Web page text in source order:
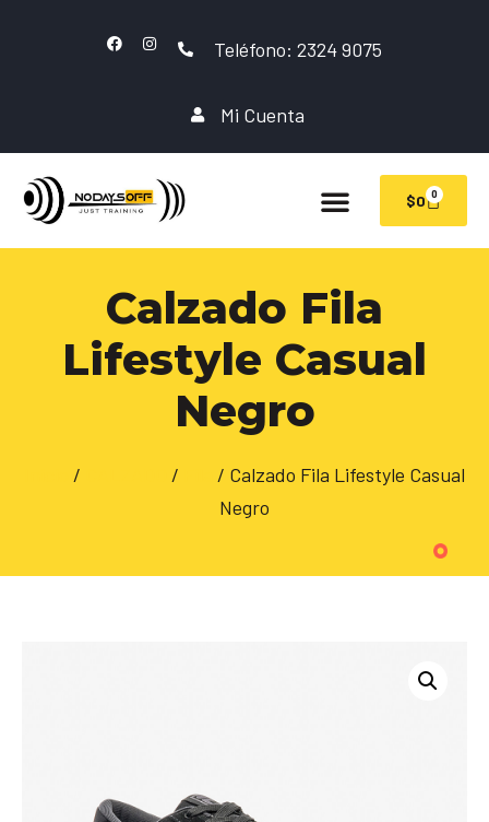
Teléfono: 2324 9075
Mi Cuenta
$0 0
Calzado Fila
Lifestyle Casual
Negro
/ /
/ Calzado Fila Lifestyle Casual
Negro